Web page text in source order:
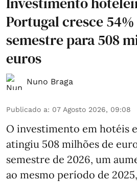
Portugal cresce 54%
semestre para 508
euros
Nuno Braga
Publicado a: 07 Agosto 2026, 09:08
O investimento em hotéis
atingiu 508 milhões de
semestre de 2026, um
ao mesmo período de